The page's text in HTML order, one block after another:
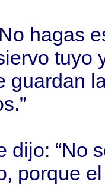
hagas
tuyo
guardan
.”
dijo: “No
, porque